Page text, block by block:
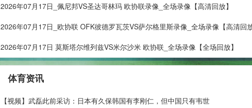
2026年07月17日_佩尼邦VS圣达哥林玛 欧协联录像_全场录像【高清回放】
2026年07月17日_欧协联 OFK彼德罗瓦茨VS萨尔格里斯录像_全场录像【高清回
2026年07月17日 莫斯塔尔维列兹VS米尔沙米 欧协联_全场录像【全场回放】
体育资讯
【视频】武磊此前采访：日本有久保韩国有李刚仁，但中国只有韦世